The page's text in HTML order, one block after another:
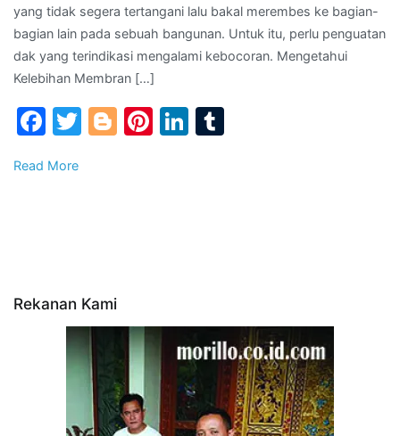
44
–
Telp
Kami
Membran
yang tidak segera tertangani lalu bakal merembes ke bagian-
bagian lain pada sebuah bangunan. Untuk itu, perlu penguatan
dak yang terindikasi mengalami kebocoran. Mengetahui
Kelebihan Membran […]
Facebook
Twitter
Blogger
Pinterest
LinkedIn
Read More
Rekanan Kami